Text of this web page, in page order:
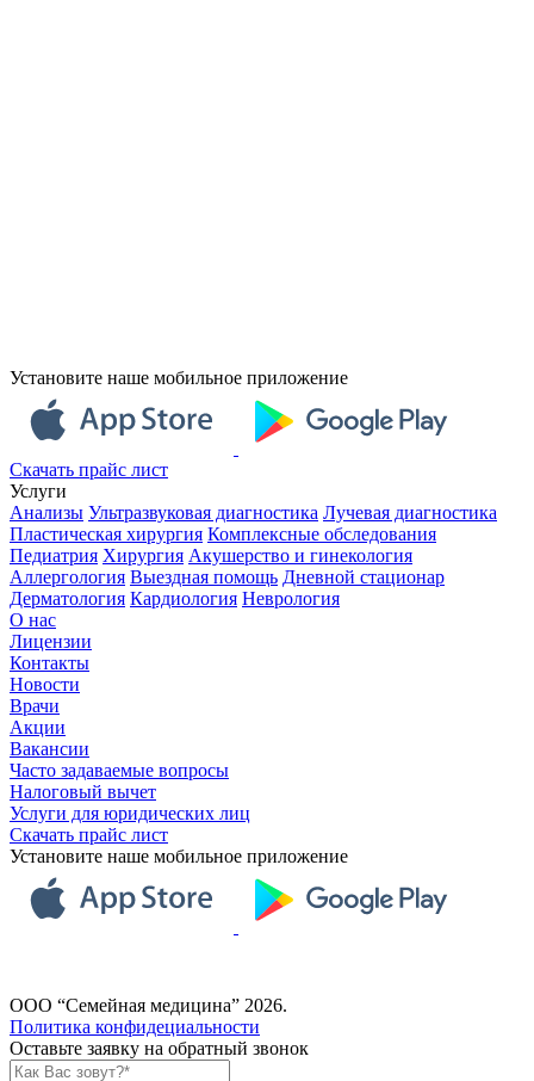
Установите наше мобильное приложение
Скачать прайс лист
Услуги
Анализы Ультразвуковая диагностика Лучевая диагностика
Пластическая хирургия Комплексные обследования
Педиатрия Хирургия Акушерство и гинекология
Аллергология Выездная помощь Дневной стационар
Дерматология Кардиология Неврология
О нас
Лицензии
Контакты
Новости
Врачи
Акции
Вакансии
Часто задаваемые вопросы
Налоговый вычет
Услуги для юридических лиц
Скачать прайс лист
Установите наше мобильное приложение
ООО “Семейная медицина” 2026.
Политика конфидециальности
Оставьте заявку на обратный звонок